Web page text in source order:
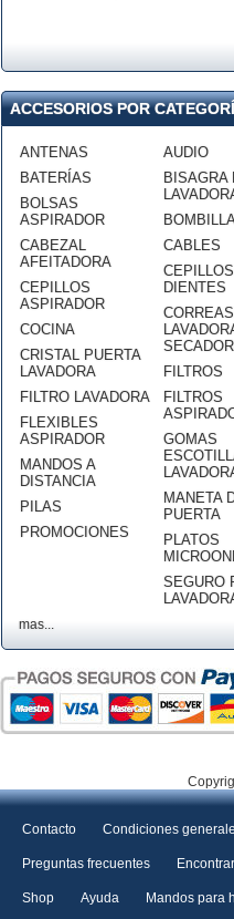
ACCESORIOS POR
ANTENAS
BATERÍAS
BOLSAS
ASPIRADOR
CABEZAL
AFEITADORA
CEPILLOS
ASPIRADOR
COCINA
CRISTAL PUERTA
LAVADORA
FILTRO LAVADORA
FLEXIBLES
ASPIRADOR
MANDOS A
DISTANCIA
PILAS
PROMOCIONES
AUDIO
BISAGRA
CABLES
DIENTES
CORREAS
FILTROS
FILTROS
GOMAS
MANETA
PUERTA
PLATOS
SEGURO
mas...
Contacto Condiciones
Preguntas frecuentes
Shop Ayuda Mandos para